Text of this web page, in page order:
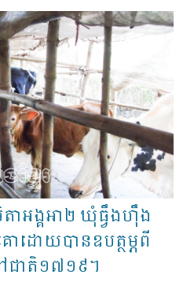
អង្គអា២ ឃុំធ្វឹងហ៊ឹង
ដោយបានឧបត្ថម្ភពី
ជាតិ១៧១៩។